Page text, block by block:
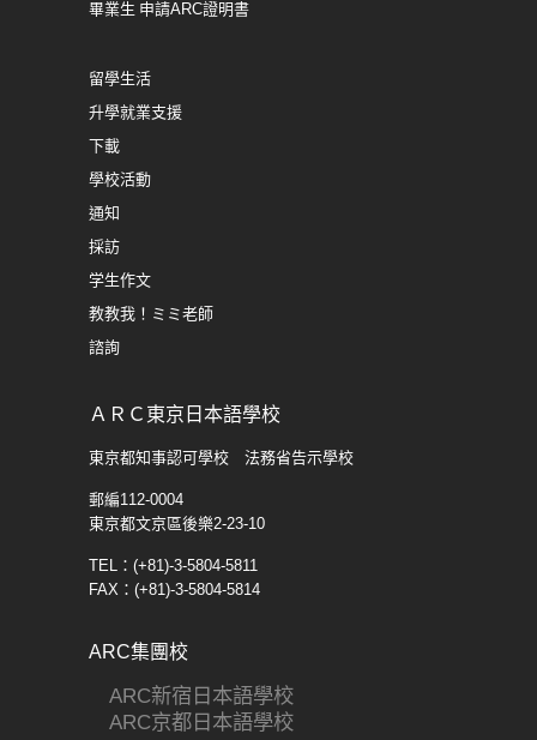
畢業生 申請ARC證明書
留學生活
升學就業支援
下載
學校活動
通知
採訪
学生​作文
教教我！ミミ老師
諮詢
ＡＲＣ東京日本語學校
東京都知事認可學校 法務省告示學校
郵編112-0004
東京都文京區後樂2-23-10
TEL：(+81)-3-5804-5811
FAX：(+81)-3-5804-5814
ARC集團校
ARC新宿日本語學校
ARC京都日本語學校